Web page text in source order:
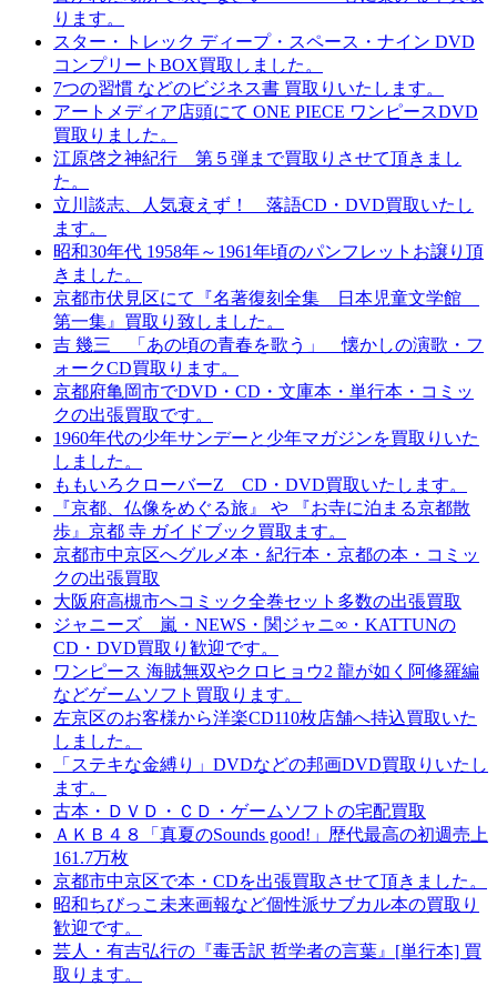
ります。
スター・トレック ディープ・スペース・ナイン DVD
コンプリートBOX買取しました。
7つの習慣 などのビジネス書 買取りいたします。
アートメディア店頭にて ONE PIECE ワンピースDVD
買取りました。
江原啓之神紀行 第５弾まで買取りさせて頂きまし
た。
立川談志、人気衰えず！ 落語CD・DVD買取いたし
ます。
昭和30年代 1958年～1961年頃のパンフレットお譲り頂
きました。
京都市伏見区にて『名著復刻全集 日本児童文学館
第一集』買取り致しました。
吉 幾三 「あの頃の青春を歌う」 懐かしの演歌・フ
ォークCD買取ります。
京都府亀岡市でDVD・CD・文庫本・単行本・コミッ
クの出張買取です。
1960年代の少年サンデーと少年マガジンを買取りいた
しました。
ももいろクローバーZ CD・DVD買取いたします。
『京都、仏像をめぐる旅』 や 『お寺に泊まる京都散
歩』京都 寺 ガイドブック買取ます。
京都市中京区へグルメ本・紀行本・京都の本・コミッ
クの出張買取
大阪府高槻市へコミック全巻セット多数の出張買取
ジャニーズ 嵐・NEWS・関ジャニ∞・KATTUNの
CD・DVD買取り歓迎です。
ワンピース 海賊無双やクロヒョウ2 龍が如く阿修羅編
などゲームソフト買取ります。
左京区のお客様から洋楽CD110枚店舗へ持込買取いた
しました。
「ステキな金縛り」DVDなどの邦画DVD買取りいたし
ます。
古本・ＤＶＤ・ＣＤ・ゲームソフトの宅配買取
ＡＫＢ４８「真夏のSounds good!」歴代最高の初週売上
161.7万枚
京都市中京区で本・CDを出張買取させて頂きました。
昭和ちびっこ未来画報など個性派サブカル本の買取り
歓迎です。
芸人・有吉弘行の『毒舌訳 哲学者の言葉』[単行本] 買
取ります。